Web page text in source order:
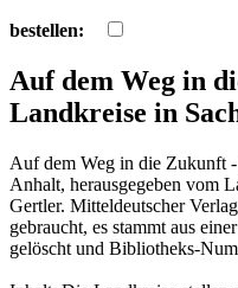
bestellen:
Auf dem Weg in
Landkreise in
Auf dem Weg in die Zukunft
Anhalt, herausgegeben vom
Gertler. Mitteldeutscher
gebraucht, es stammt aus
gelöscht und Bibliotheks-